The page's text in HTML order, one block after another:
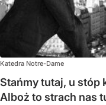
Katedra Notre-Dame
Stańmy tutaj, u stóp
Alboż to strach nas